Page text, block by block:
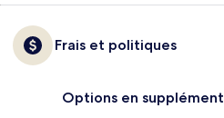
Frais et politiques
Options en supplément